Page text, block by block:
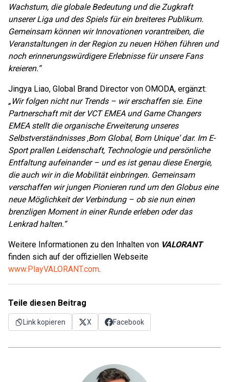
Wachstum, die globale Bedeutung und die Zugkraft
unserer Liga und des Spiels für ein breiteres Publikum.
Gemeinsam können wir Innovationen vorantreiben, die
Veranstaltungen in der Region zu neuen Höhen führen und
noch erinnerungswürdigere Erlebnisse für unsere Fans
kreieren.“
Jingya Liao, Global Brand Director von OMODA, ergänzt:
„Wir folgen nicht nur Trends – wir erschaffen sie. Eine
Partnerschaft mit der VCT EMEA und Game Changers
EMEA stellt die organische Erweiterung unseres
Selbstverständnisses ‚Born Global, Born Unique‘ dar. Im E-
Sport prallen Leidenschaft, Technologie und persönliche
Entfaltung aufeinander – und es ist genau diese Energie,
die auch wir in die Mobilität einbringen. Gemeinsam
verschaffen wir jungen Pionieren rund um den Globus eine
neue Möglichkeit der Verbindung – ob sie nun einen
brenzligen Moment in einer Runde erleben oder das
Lenkrad halten.“
Weitere Informationen zu den Inhalten von VALORANT
finden sich auf der offiziellen Webseite
www.PlayVALORANT.com.
Teile diesen Beitrag
Link kopieren X Facebook